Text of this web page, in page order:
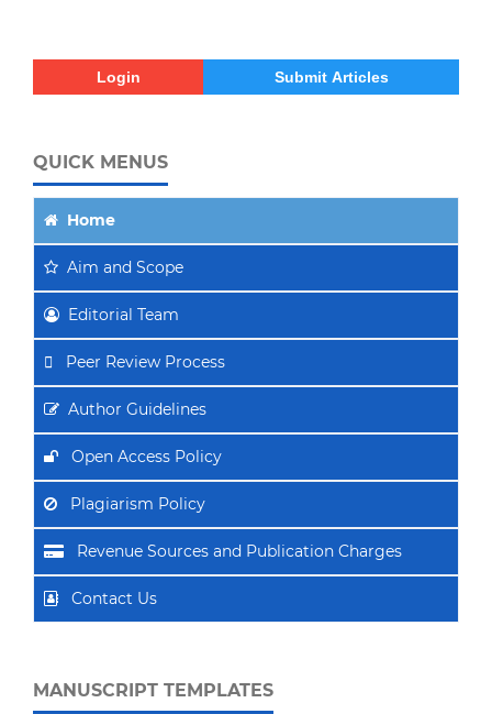
Login Submit Articles
QUICK MENUS
Home
Aim and Scope
Editorial Team
Peer Review Process
Author Guidelines
Open Access Policy
Plagiarism Policy
Revenue Sources and Publication Charges
Contact Us
MANUSCRIPT TEMPLATES